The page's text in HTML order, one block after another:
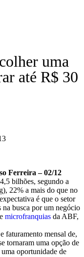
uma
até R$ 30
Ferreira – 02/12
bilhões, segundo a
22% a mais do que no
é que o setor
na busca por um negócio
microfranquias da ABF,
faturamento mensal de,
tornaram uma opção de
oportunidade de